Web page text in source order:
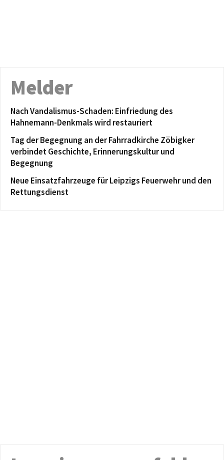
Melder
Nach Vandalismus-Schaden: Einfriedung des
Hahnemann-Denkmals wird restauriert
Tag der Begegnung an der Fahrradkirche Zöbigker
verbindet Geschichte, Erinnerungskultur und
Begegnung
Neue Einsatzfahrzeuge für Leipzigs Feuerwehr und den
Rettungsdienst